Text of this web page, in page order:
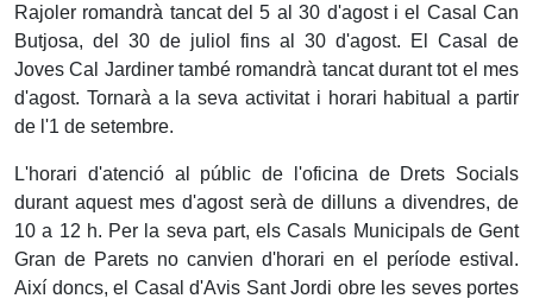
Rajoler romandrà tancat del 5 al 30 d'agost i el Casal Can
Butjosa, del 30 de juliol fins al 30 d'agost. El Casal de
Joves Cal Jardiner també romandrà tancat durant tot el mes
d'agost. Tornarà a la seva activitat i horari habitual a partir
de l'1 de setembre.
L'horari d'atenció al públic de l'oficina de Drets Socials
durant aquest mes d'agost serà de dilluns a divendres, de
10 a 12 h. Per la seva part, els Casals Municipals de Gent
Gran de Parets no canvien d'horari en el període estival.
Així doncs, el Casal d'Avis Sant Jordi obre les seves portes